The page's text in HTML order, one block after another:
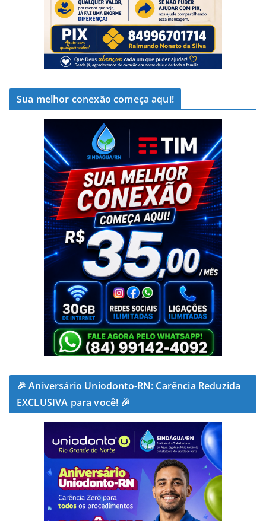
Sua melhor conexão começa aqui!
🎉 Aniversário Uniodonto-RN: Carência Reduzida
EXCLUSIVA para você! 🎉